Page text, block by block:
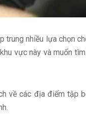
nhiều lựa chọn
vực này và muốn
về các địa điểm tập